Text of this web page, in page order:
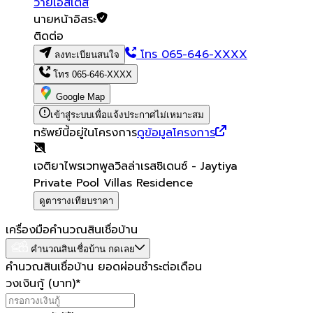
นายหน้าอิสระ
ติดต่อ
ลงทะเบียนสนใจ โทร065-646-XXXX
โทร 065-646-XXXX
Google Map
เข้าสู่ระบบเพื่อแจ้งประกาศไม่เหมาะสม
ทรัพย์นี้อยู่ในโครงการดูข้อมูลโครงการ
เจติยาไพรเวทพูลวิลล่าเรสซิเดนซ์ - Jaytiya
Private Pool Villas Residence
ดูตารางเทียบราคา
เครื่องมือคำนวณสินเชื่อบ้าน
คำนวณสินเชื่อบ้าน กดเลย
คำนวณสินเชื่อบ้าน ยอดผ่อนชำระต่อเดือน
วงเงินกู้ (บาท)*